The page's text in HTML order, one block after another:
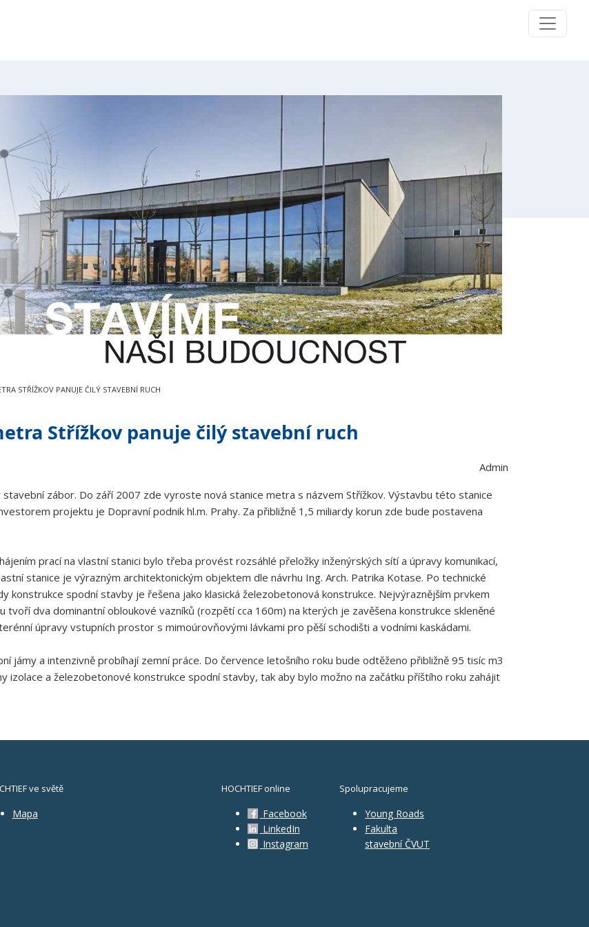
STŘÍŽKOV PANUJE ČILÝ STAVEBNÍ RUCH
Střížkov panuje čilý stavební ruch
Admin
zábor. Do září 2007 zde vyroste nová stanice metra s názvem Střížkov. Výstavbu této stanice
projektu je Dopravní podnik hl.m. Prahy. Za přibližně 1,5 miliardy korun zde bude postavena
prací na vlastní stanici bylo třeba provést rozsáhlé přeložky inženýrských sítí a úpravy komunikací,
stanice je výrazným architektonickým objektem dle návrhu Ing. Arch. Patrika Kotase. Po technické
konstrukce spodní stavby je řešena jako klasická železobetonová konstrukce. Nejvýraznějším prvkem
dva dominantní obloukové vazníků (rozpětí cca 160m) na kterých je zavěšena konstrukce skleněné
úpravy vstupních prostor s mimoúrovňovými lávkami pro pěší schodišti a vodními kaskádami.
jámy a intenzivně probíhají zemní práce. Do července letošního roku bude odtěženo přibližně 95 tisíc m3
izolace a železobetonové konstrukce spodní stavby, tak aby bylo možno na začátku příštího roku zahájit
ve světě
Mapa
HOCHTIEF online
Facebook
LinkedIn
Instagram
Spolupracujeme
Young Roads
Fakulta
stavební ČVUT